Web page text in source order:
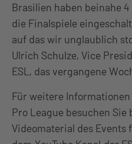
Brasilien haben beinahe
die Finalspiele
auf das wir unglaublich
Ulrich Schulze, Vice
ESL, das vergangene
Für weitere Informationen
Pro League besuchen Sie
Videomaterial des Events